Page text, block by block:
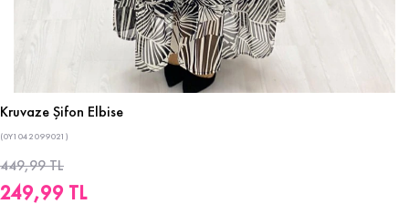
Kruvaze Şifon Elbise
(0Y1042099021)
449,99 TL
249,99 TL